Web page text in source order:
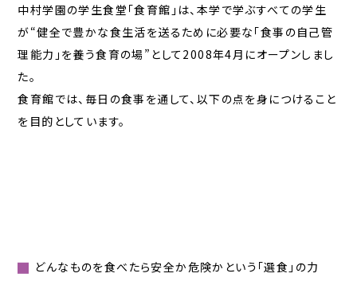
中村学園の学生食堂「食育館」は、本学で学ぶすべての学生
が“健全で豊かな食生活を送るために必要な「食事の自己管
理能力」を養う食育の場”として2008年4月にオープンしまし
た。
食育館では、毎日の食事を通して、以下の点を身につけること
を目的としています。
どんなものを食べたら安全か危険かという「選食」の力